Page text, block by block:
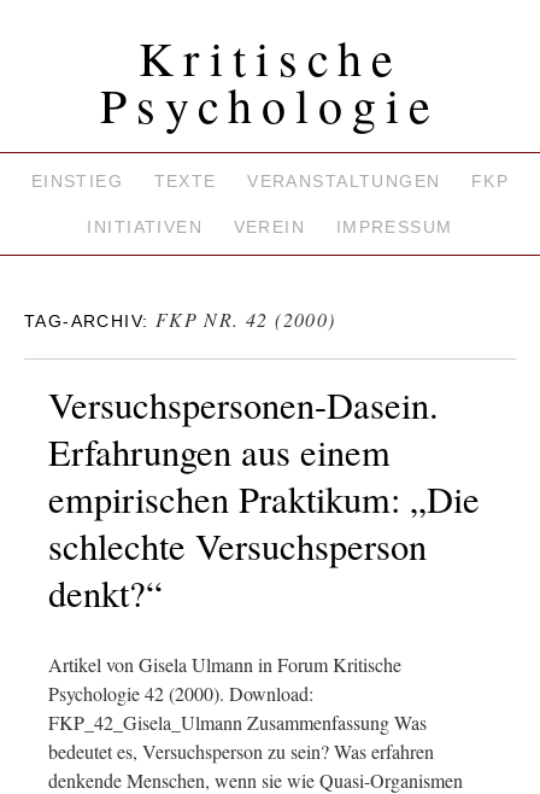
Kritische
Psychologie
EINSTIEG TEXTE VERANSTALTUNGEN FKP
INITIATIVEN VEREIN IMPRESSUM
TAG-ARCHIV: FKP NR. 42 (2000)
Versuchspersonen-Dasein.
Erfahrungen aus einem
empirischen Praktikum: „Die
schlechte Versuchsperson
denkt?“
Artikel von Gisela Ulmann in Forum Kritische
Psychologie 42 (2000). Download:
FKP_42_Gisela_Ulmann Zusammenfassung Was
bedeutet es, Versuchsperson zu sein? Was erfahren
denkende Menschen, wenn sie wie Quasi-Organismen